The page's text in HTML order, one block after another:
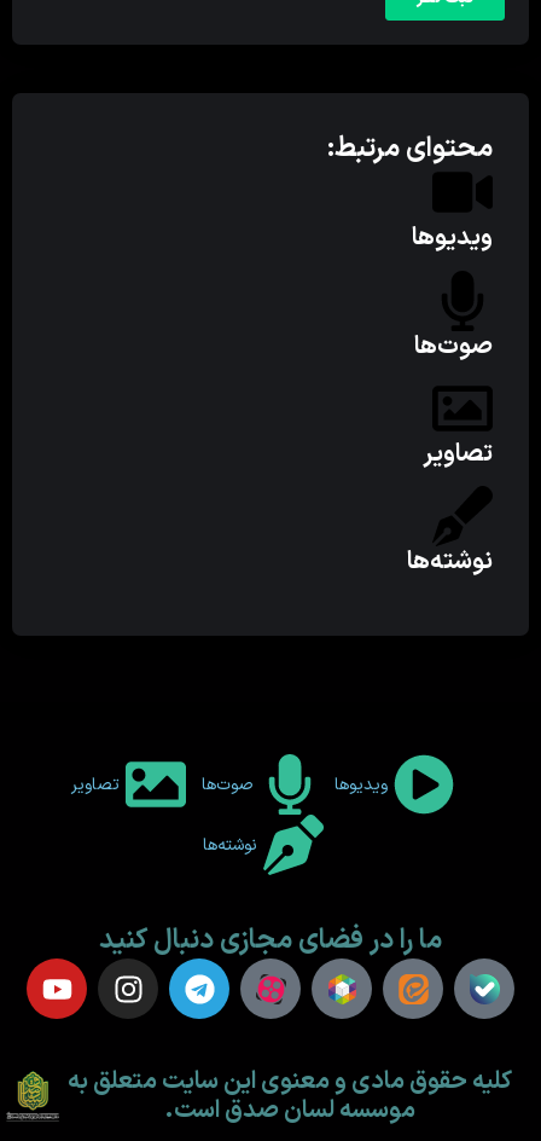
محتوای مرتبط:
ویدیوها
صوت‌ها
تصاویر
نوشته‌ها
ویدیوها صوت‌ها تصاویر
نوشته‌ها
ما را در فضای مجازی دنبال کنید
کلیه حقوق مادی و معنوی این سایت متعلق به
موسسه لسان صدق است.